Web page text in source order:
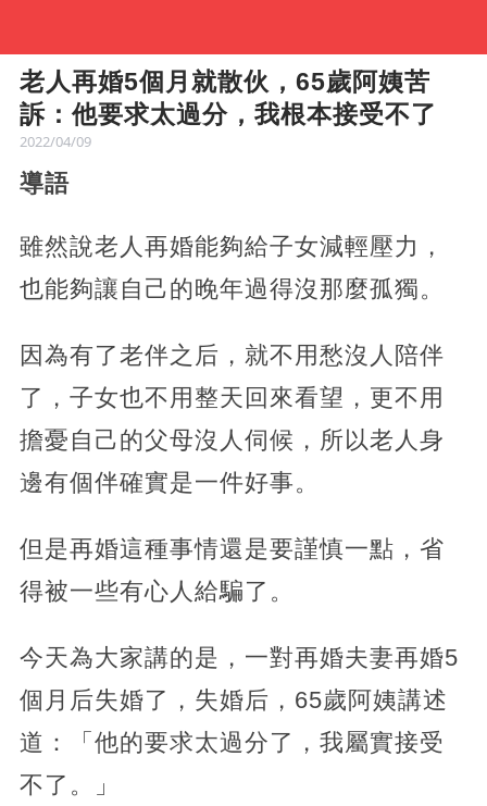
老人再婚5個月就散伙，65歲阿姨苦
訴：他要求太過分，我根本接受不了
2022/04/09
導語
雖然說老人再婚能夠給子女減輕壓力，
也能夠讓自己的晚年過得沒那麼孤獨。
因為有了老伴之后，就不用愁沒人陪伴
了，子女也不用整天回來看望，更不用
擔憂自己的父母沒人伺候，所以老人身
邊有個伴確實是一件好事。
但是再婚這種事情還是要謹慎一點，省
得被一些有心人給騙了。
今天為大家講的是，一對再婚夫妻再婚5
個月后失婚了，失婚后，65歲阿姨講述
道：「他的要求太過分了，我屬實接受
不了。」